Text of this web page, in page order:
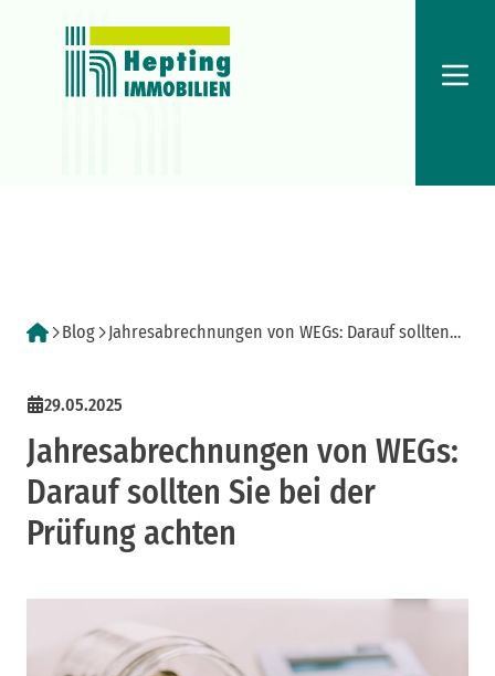
Blog
Jahresabrechnungen von WEGs: Darauf sollten
29.05.2025
Jahresabrechnungen von WEGs:
Darauf sollten Sie bei der
Prüfung achten